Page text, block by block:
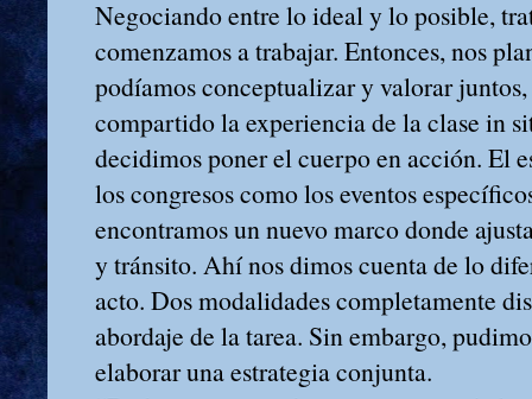
Negociando entre lo ideal y lo posible,
comenzamos a trabajar. Entonces, nos
podíamos conceptualizar y valorar
compartido la experiencia de la clase in
decidimos poner el cuerpo en acción. El
los congresos como los eventos
encontramos un nuevo marco donde
y tránsito. Ahí nos dimos cuenta de lo
acto. Dos modalidades completamente
abordaje de la tarea. Sin embargo,
elaborar una estrategia conjunta.